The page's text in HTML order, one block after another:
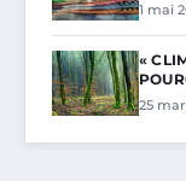
1 mai
«
25